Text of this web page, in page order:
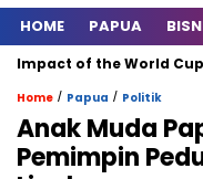
HOME PAPUA
of the World Cup
Home / Papua / Politik
Anak Muda
Pemimpin